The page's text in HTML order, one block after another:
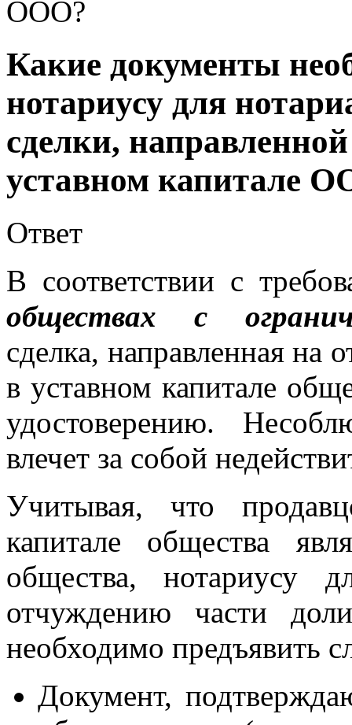
ООО?
Какие документы
нотариусу для
сделки,
уставном капитале
Ответ
В соответствии с
обществах с
сделка, направленная на
в уставном капитале
удостоверению.
влечет за собой
Учитывая, что
капитале общества
общества, нотариусу
отчуждению части
необходимо предъявить
Документ,